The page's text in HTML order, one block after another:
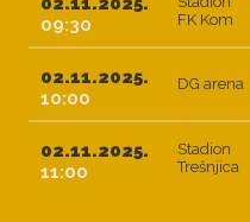
09:30
FK Kom
02.11.2025.
10:00
DG arena
02.11.2025.
11:00
Stadion
Trešnjica